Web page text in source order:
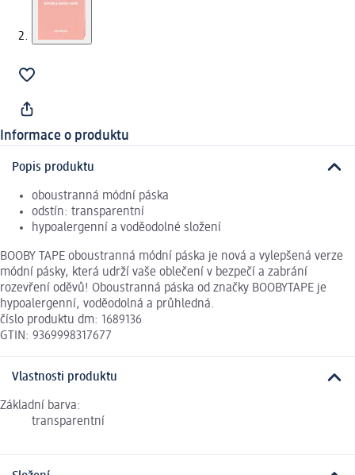
Informace o produktu
Popis produktu
oboustranná módní páska
odstín: transparentní
hypoalergenní a voděodolné složení
BOOBY TAPE oboustranná módní páska je nová a vylepšená verze
módní pásky, která udrží vaše oblečení v bezpečí a zabrání
rozevření oděvů! Oboustranná páska od značky BOOBYTAPE je
hypoalergenní, voděodolná a průhledná.
číslo produktu dm: 1689136
GTIN: 9369998317677
Vlastnosti produktu
Základní barva:
transparentní